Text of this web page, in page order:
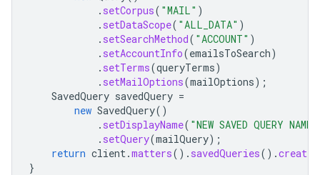
. setCorpus( "MAIL" )
. setDataScope( "ALL_DATA" )
. setSearchMethod( "ACCOUNT" )
. setAccountInfo(emailsToSearch)
. setTerms(queryTerms)
. setMailOptions(mailOptions);
SavedQuery savedQuery =
new SavedQuery()
. setDisplayName( "NEW SAVED QUERY NAME"
. setQuery(mailQuery);
return client.matters(). savedQueries().create
}